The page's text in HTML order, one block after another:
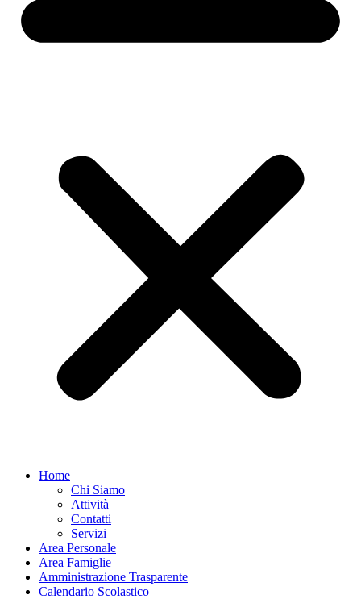
Home
Chi Siamo
Attività
Contatti
Servizi
Area Personale
Area Famiglie
Amministrazione Trasparente
Calendario Scolastico